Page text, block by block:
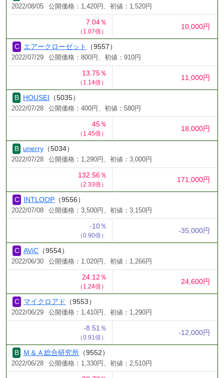
2022/08/05 公開価格：1,420円、初値：1,520円
7.04％
（1.07倍）
10,000円
エアークローゼット （9557）
2022/07/29 公開価格：800円、初値：910円
13.75％
（1.14倍）
11,000円
HOUSEI （5035）
2022/07/28 公開価格：400円、初値：580円
45％
（1.45倍）
18,000円
unerry （5034）
2022/07/28 公開価格：1,290円、初値：3,000円
132.56％
（2.33倍）
171,000円
INTLOOP （9556）
2022/07/08 公開価格：3,500円、初値：3,150円
-10％
（0.90倍）
-35,000円
AViC （9554）
2022/06/30 公開価格：1,020円、初値：1,266円
24.12％
（1.24倍）
24,600円
マイクロアド （9553）
2022/06/29 公開価格：1,410円、初値：1,290円
-8.51％
（0.91倍）
-12,000円
Ｍ＆Ａ総合研究所 （9552）
2022/06/28 公開価格：1,330円、初値：2,510円